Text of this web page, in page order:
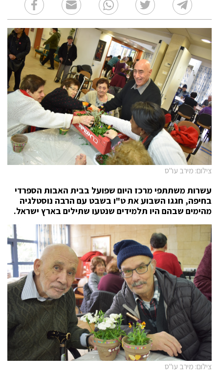
צילום: מירב עו"ס
עשרות משתתפי מרכז היום שפועל בבית האבות הספרדי
בחיפה, חגגו השבוע את ט"ו בשבט עם הרבה נוסטלגיה
מהימים שבהם היו תלמידים שנטעו שתילים בארץ ישראל.
צילום: מירב עו"ס